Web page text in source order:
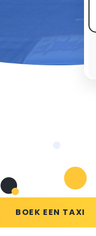
BOEK EEN TAXI